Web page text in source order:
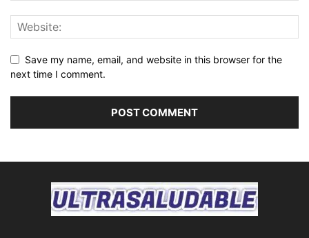
Save my name, email, and website in this browser for the
next time I comment.